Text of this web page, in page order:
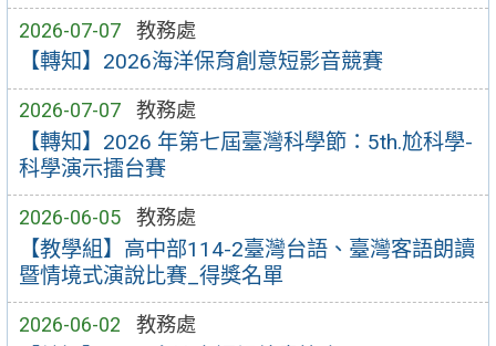
2026-07-07 教務處
【轉知】2026海洋保育創意短影音競賽
2026-07-07 教務處
【轉知】2026 年第七屆臺灣科學節：5th.尬科學-
科學演示擂台賽
2026-06-05 教務處
【教學組】高中部114-2臺灣台語、臺灣客語朗讀
暨情境式演說比賽_得獎名單
2026-06-02 教務處